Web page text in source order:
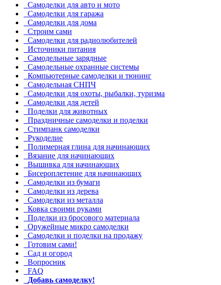
Самоделки для авто и мото
Самоделки для гаража
Самоделки для дома
Строим сами
Самоделки для радиолюбителей
Источники питания
Самодельные зарядные
Самодельные охранные системы
Компьютерные самоделки и тюнинг
Самодельная СНПЧ
Самоделки для охоты, рыбалки, туризма
Самоделки для детей
Поделки для животных
Праздничные самоделки и поделки
Стимпанк самоделки
Рукоделие
Полимерная глина для начинающих
Вязание для начинающих
Вышивка для начинающих
Бисероплетение для начинающих
Самоделки из бумаги
Самоделки из дерева
Самоделки из металла
Ковка своими руками
Поделки из бросового материала
Оружейные микро самоделки
Самоделки и поделки на продажу
Готовим сами!
Сад и огород
Вопросник
FAQ
Добавь самоделку!